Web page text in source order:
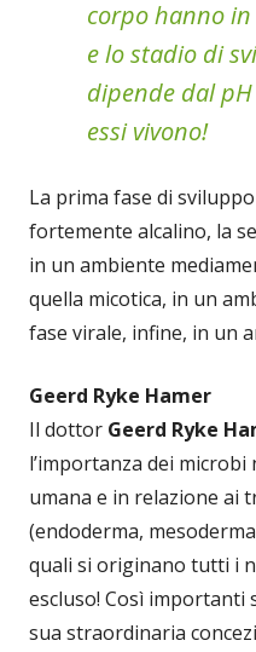
corpo hanno
e lo stadio di
dipende dal
essi vivono!
La prima fase di
fortemente alcalino, la
in un ambiente
quella micotica, in un
fase virale, infine, in un
Geerd Ryke Hamer
Il dottor Geerd Ryke
l’importanza dei microbi
umana e in relazione ai
(endoderma,
quali si originano tutti i
escluso! Così importanti
sua straordinaria